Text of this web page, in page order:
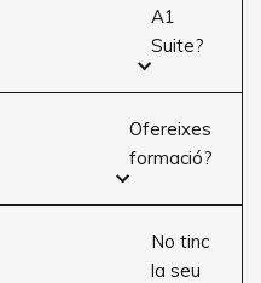
A1
Suite?
Ofereixes
formació?
No tinc
la seu